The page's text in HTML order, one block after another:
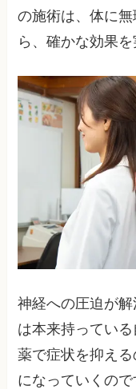
の施術は、体に
ら、確かな効果
神経への圧迫が
は本来持っている
薬で症状を抑え
になっていくので